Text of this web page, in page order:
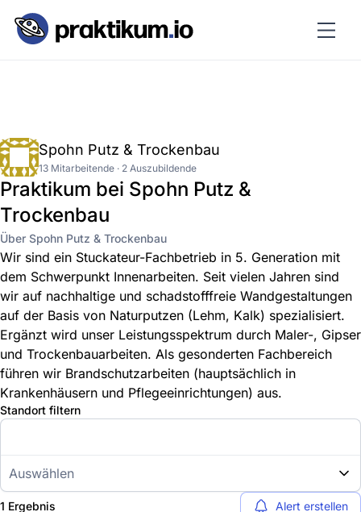
Spohn Putz & Trockenbau
13 Mitarbeitende · 2 Auszubildende
Praktikum bei Spohn Putz &
Trockenbau
Über Spohn Putz & Trockenbau
Wir sind ein Stuckateur-Fachbetrieb in 5. Generation mit
dem Schwerpunkt Innenarbeiten. Seit vielen Jahren sind
wir auf nachhaltige und schadstofffreie Wandgestaltungen
auf der Basis von Naturputzen (Lehm, Kalk) spezialisiert.
Ergänzt wird unser Leistungsspektrum durch Maler-, Gipser
und Trockenbauarbeiten. Als gesonderten Fachbereich
führen wir Brandschutzarbeiten (hauptsächlich in
Krankenhäusern und Pflegeeinrichtungen) aus.
Standort filtern
Auswählen
1 Ergebnis Alert erstellen